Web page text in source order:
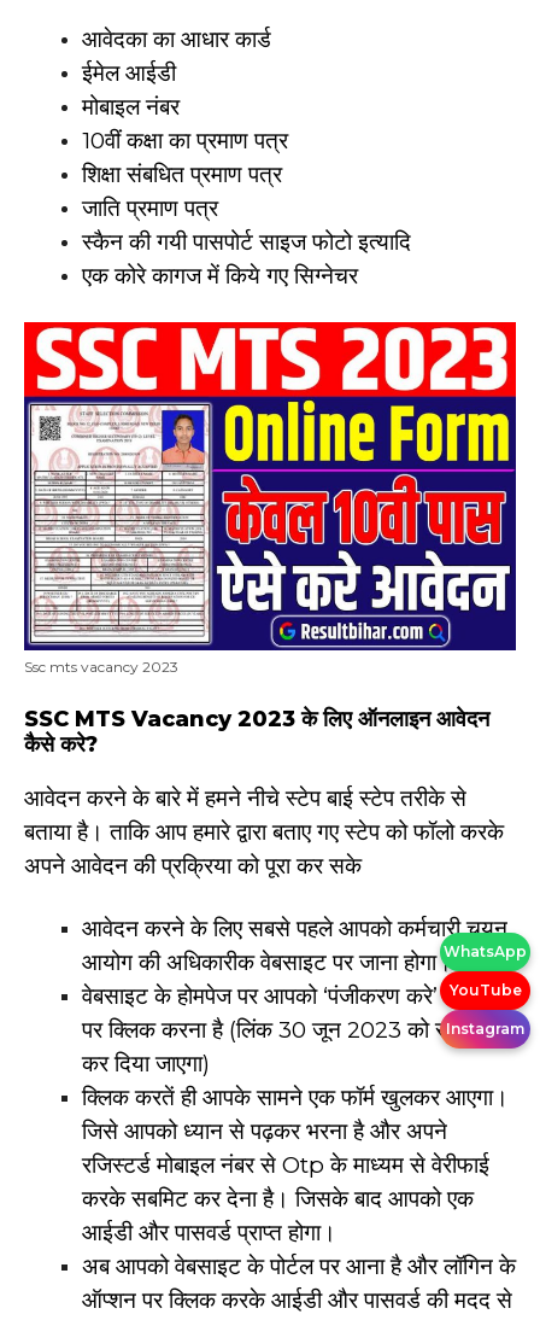
आवेदका का आधार कार्ड
ईमेल आईडी
मोबाइल नंबर
10वीं कक्षा का प्रमाण पत्र
शिक्षा संबधित प्रमाण पत्र
जाति प्रमाण पत्र
स्कैन की गयी पासपोर्ट साइज फोटो इत्यादि
एक कोरे कागज में किये गए सिग्नेचर
Ssc mts vacancy 2023
SSC MTS Vacancy 2023 के लिए ऑनलाइन आवेदन
कैसे करे?
आवेदन करने के बारे में हमने नीचे स्टेप बाई स्टेप तरीके से
बताया है। ताकि आप हमारे द्वारा बताए गए स्टेप को फॉलो करके
अपने आवेदन की प्रक्रिया को पूरा कर सके
आवेदन करने के लिए सबसे पहले आपको कर्मचारी चयन
आयोग की अधिकारीक वेबसाइट पर जाना होगा।
वेबसाइट के होमपेज पर आपको ‘पंजीकरण करे’ के लिंक
पर क्लिक करना है (लिंक 30 जून 2023 को सक्रिय
कर दिया जाएगा)
क्लिक करतें ही आपके सामने एक फॉर्म खुलकर आएगा।
जिसे आपको ध्यान से पढ़कर भरना है और अपने
रजिस्टर्ड मोबाइल नंबर से Otp के माध्यम से वेरीफाई
करके सबमिट कर देना है। जिसके बाद आपको एक
आईडी और पासवर्ड प्राप्त होगा।
अब आपको वेबसाइट के पोर्टल पर आना है और लॉगिन के
ऑप्शन पर क्लिक करके आईडी और पासवर्ड की मदद से
WhatsApp
YouTube
Instagram